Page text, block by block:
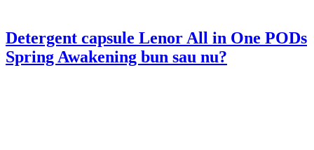
Detergent capsule Lenor All in One PODs
Spring Awakening bun sau nu?